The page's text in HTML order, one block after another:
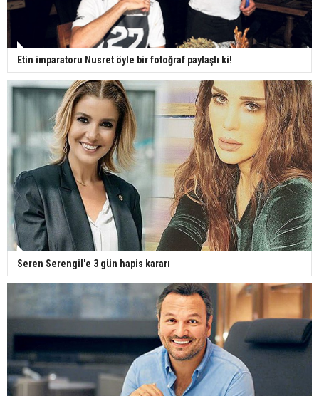
Etin imparatoru Nusret öyle bir fotoğraf paylaştı ki!
Seren Serengil'e 3 gün hapis kararı